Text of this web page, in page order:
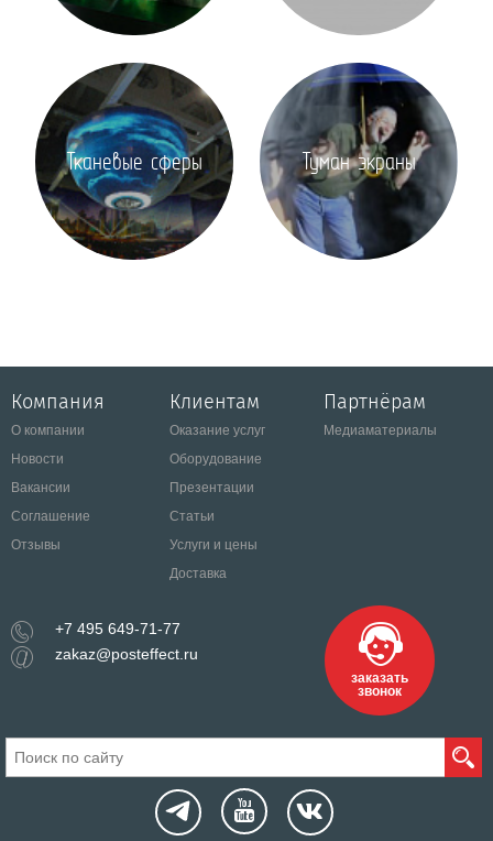
Тканевые сферы Туман экраны
Компания
О компании
Новости
Вакансии
Соглашение
Отзывы
Клиентам
Оказание услуг
Оборудование
Презентации
Статьи
Услуги и цены
Доставка
Партнёрам
Медиаматериалы
+7 495 649-71-77
zakaz@posteffect.ru
заказать
звонок